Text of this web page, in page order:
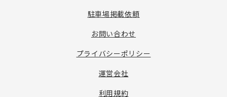
駐車場掲載依頼
お問い合わせ
プライバシーポリシー
運営会社
利用規約